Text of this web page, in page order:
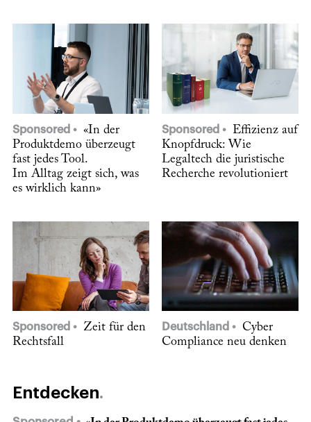
Sponsored
«In der
Produktdemo überzeugt
fast jedes Tool.
Im Alltag zeigt sich, was
es wirklich kann»
Sponsored
Effizienz auf
Knopfdruck: Wie
Legaltech die juristische
Recherche revolutioniert
Sponsored
Zeit für den
Rechtsfall
Deutschland
Cyber
Compliance neu denken
Entdecken